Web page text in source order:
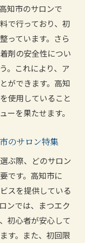
知市のサロンで
で行っており、初
っています。さら
剤の安全性につい
。これにより、ア
ができます。高知
使用していること
ーを果たせます。
のサロン特集
ぶ際、どのサロン
です。高知市に
スを提供している
ンでは、まつエク
初心者が安心して
す。また、初回限